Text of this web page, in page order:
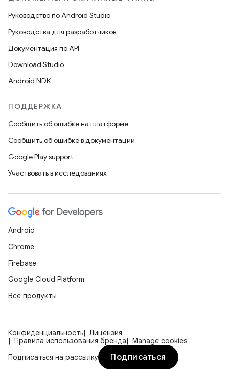
Руководство по Android Studio
Руководства для разработчиков
Документация по API
Download Studio
Android NDK
ПОДДЕРЖКА
Сообщить об ошибке на платформе
Сообщить об ошибке в документации
Google Play support
Участвовать в исследованиях
Android
Chrome
Firebase
Google Cloud Platform
Все продукты
Конфиденциальность
Лицензия
Правила использования бренда
Manage cookies
Подписаться на рассылку
Подписаться